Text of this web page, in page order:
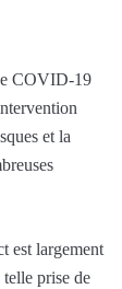
COVID-19
et la
est largement
prise de